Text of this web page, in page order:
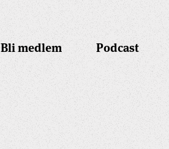
Bli medlem Podcast